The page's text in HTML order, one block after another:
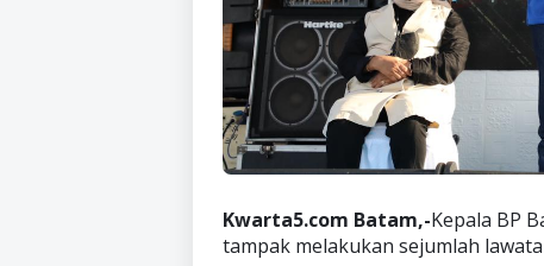
Kwarta5.com Batam,-Kepala BP
tampak melakukan sejumlah